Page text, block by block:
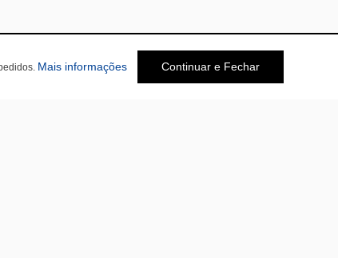
Mais informações Continuar e Fechar